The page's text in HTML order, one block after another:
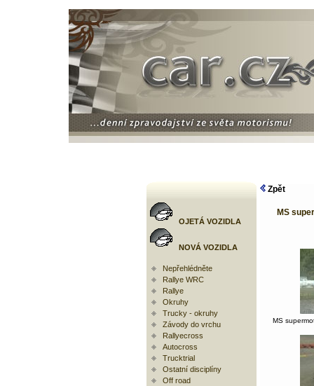
OJETÁ VOZIDLA
NOVÁ VOZIDLA
Nepřehlédněte
Rallye WRC
Rallye
Okruhy
Trucky - okruhy
Závody do vrchu
Rallyecross
Autocross
Trucktrial
Ostatní disciplíny
Off road
Zpět
MS
MS